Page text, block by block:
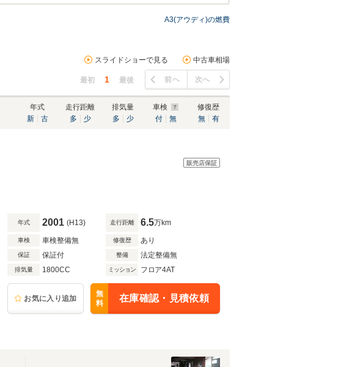
A3(アウディ)の燃費
スライドショーで見る 中古車相場
最初 1 最後 前へ 次へ
年式
新
古
走行距離
多
少
排気量
多
少
車検
付
無
修復歴
無
有
販売店保証
年式 2001 (H13) 走行距離 6.5万km
車検 車検整備無 修復歴 あり
保証 保証付 整備 法定整備無
排気量 1800CC ミッション フロア4AT
お気に入り追加
無
料
在庫確認・見積依頼